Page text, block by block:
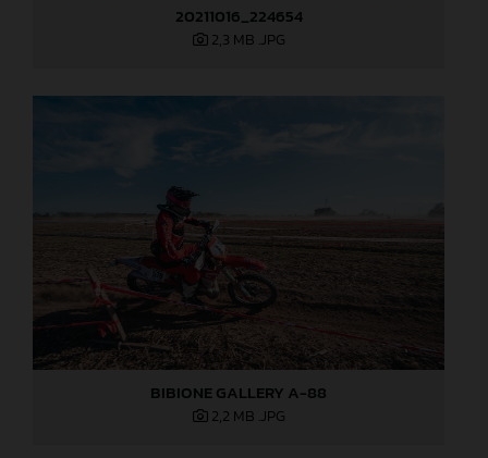
20211016_224654
2,3 MB .JPG
BIBIONE GALLERY A-88
2,2 MB .JPG